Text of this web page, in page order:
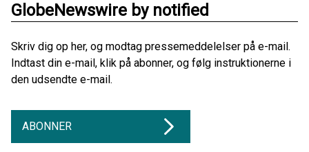
GlobeNewswire by notified
Skriv dig op her, og modtag pressemeddelelser på e-mail.
Indtast din e-mail, klik på abonner, og følg instruktionerne i
den udsendte e-mail.
ABONNER